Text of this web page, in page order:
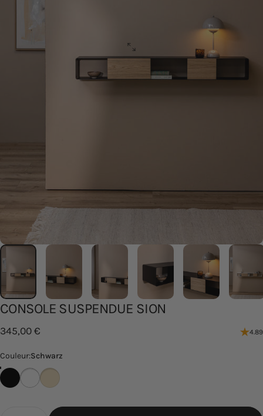
CONSOLE SUSPENDUE SION
345,00 € 4.89
Couleur
Couleur:Schwarz
SchwarzWeißCashew